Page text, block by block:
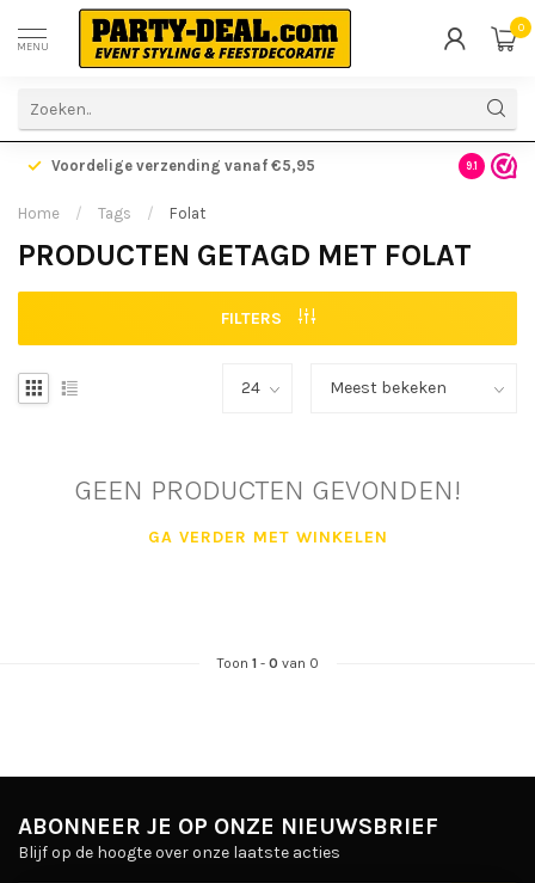
MENU
0
Voordelige verzending vanaf €5,95 Gratis
9.1
Home / Tags / Folat
PRODUCTEN GETAGD MET FOLAT
FILTERS
GEEN PRODUCTEN GEVONDEN!
GA VERDER MET WINKELEN
Toon 1- 0 van 0
ABONNEER JE OP ONZE NIEUWSBRIEF
Blijf op de hoogte over onze laatste acties